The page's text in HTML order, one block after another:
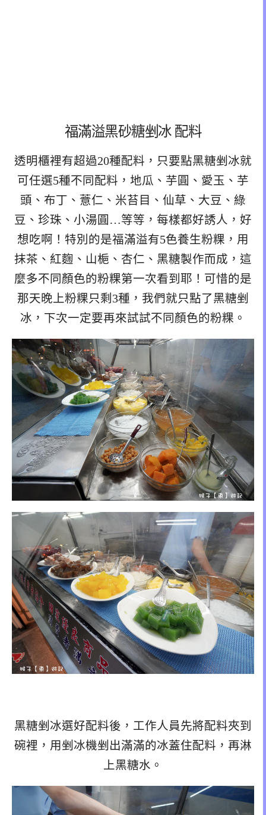
福滿溢黑砂糖剉冰 配料
透明櫃裡有超過20種配料，只要點黑糖剉冰就
可任選5種不同配料，地瓜、芋圓、愛玉、芋
頭、布丁、薏仁、米苔目、仙草、大豆、綠
豆、珍珠、小湯圓…等等，每樣都好誘人，好
想吃啊！特別的是福滿溢有5色養生粉粿，用
抹茶、紅麴、山梔、杏仁、黑糖製作而成，這
麼多不同顏色的粉粿第一次看到耶！可惜的是
那天晚上粉粿只剩3種，我們就只點了黑糖剉
冰，下次一定要再來試試不同顏色的粉粿。
黑糖剉冰選好配料後，工作人員先將配料夾到
碗裡，用剉冰機剉出滿滿的冰蓋住配料，再淋
上黑糖水。